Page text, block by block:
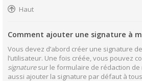
Haut
Comment ajouter une signature à
Vous devez d’abord créer une signature
l’utilisateur. Une fois créée, vous pouvez
signaturesur le formulaire de rédaction de
aussi ajouter la signature par défaut à